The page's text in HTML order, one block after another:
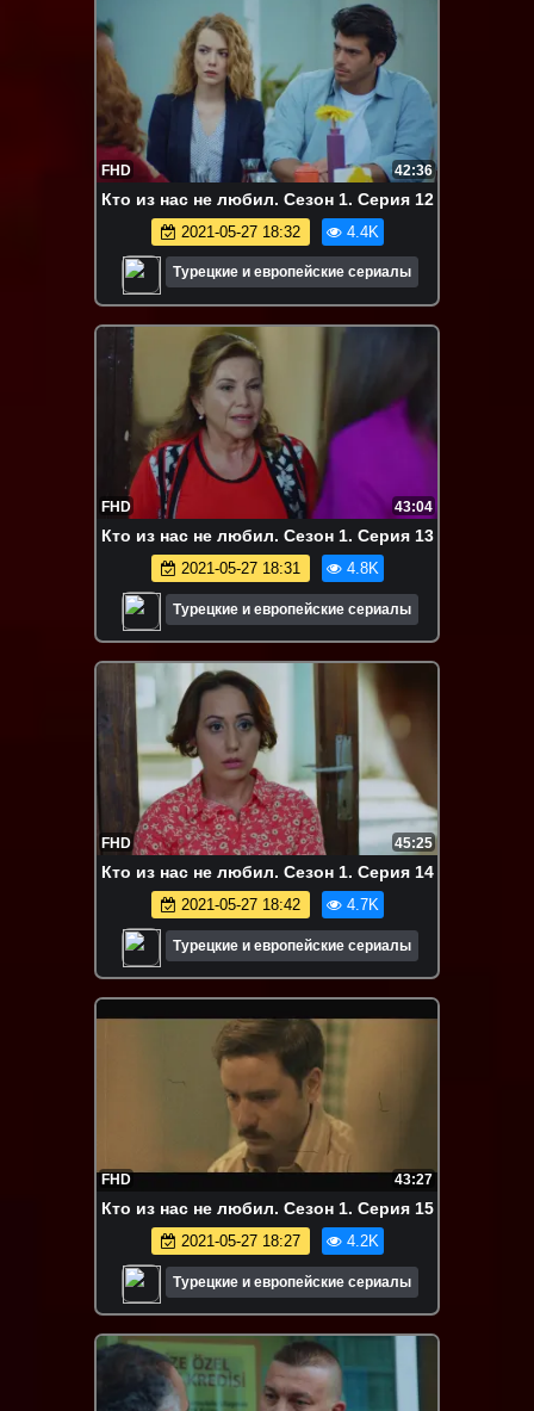
FHD 42:36
Кто из нас не любил. Сезон 1. Серия 12
2021-05-27 18:32 4.4K
Турецкие и европейские сериалы
FHD 43:04
Кто из нас не любил. Сезон 1. Серия 13
2021-05-27 18:31 4.8K
Турецкие и европейские сериалы
FHD 45:25
Кто из нас не любил. Сезон 1. Серия 14
2021-05-27 18:42 4.7K
Турецкие и европейские сериалы
FHD 43:27
Кто из нас не любил. Сезон 1. Серия 15
2021-05-27 18:27 4.2K
Турецкие и европейские сериалы